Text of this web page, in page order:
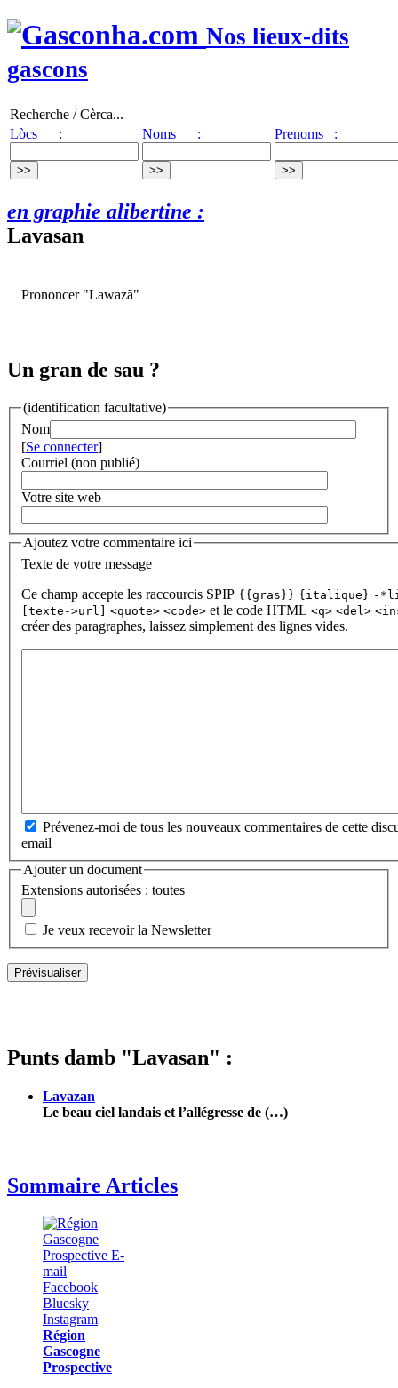
Nos lieux-dits
gascons
Recherche / Cèrca...
Lòcs :
Noms : Prenoms :
en graphie alibertine :
Lavasan
Prononcer "Lawazã"
Un gran de sau ?
(identification facultative)
Nom
[Se connecter]
Courriel (non publié)
Votre site web
Ajoutez votre commentaire ici
Texte de votre message
Ce champ accepte les raccourcis SPIP {{gras}} {italique} -
[texte->url] <quote> <code> et le code HTML <q> <del>
créer des paragraphes, laissez simplement des lignes vides.
Prévenez-moi de tous les nouveaux commentaires de cette
email
Ajouter un document
Extensions autorisées : toutes
Je veux recevoir la Newsletter
Punts damb "Lavasan" :
Lavazan
Le beau ciel landais et l’allégresse de (…)
Sommaire Articles
Région
Gascogne
Prospective